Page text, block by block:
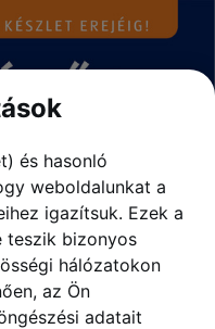
és hasonló
weboldalunkat a
igazítsuk. Ezek a
teszik bizonyos
hálózatokon
az Ön
adatait